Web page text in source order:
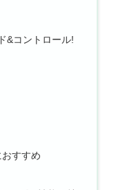
&コントロール!
すすめ